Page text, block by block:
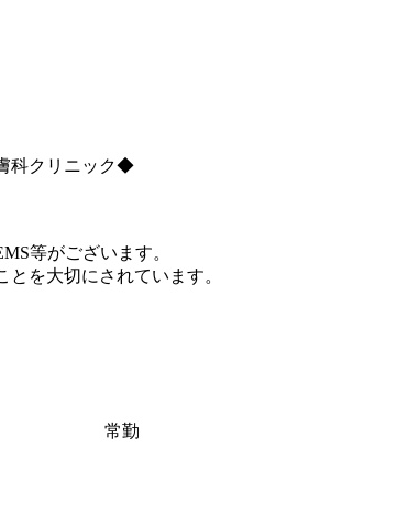
科クリニック◆
等がございます。
を大切にされています。
常勤